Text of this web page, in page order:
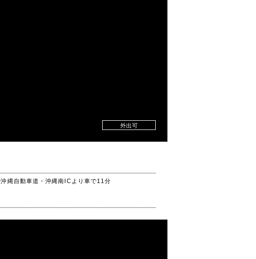
外出可
沖縄自動車道・沖縄南ICより車で11分